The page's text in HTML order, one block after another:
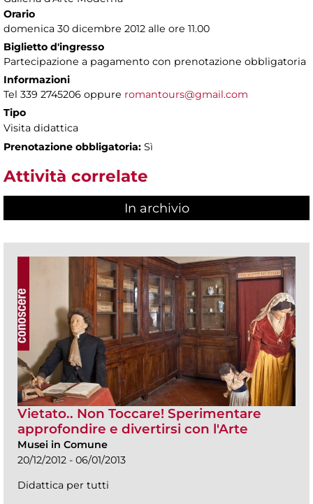
Orario
domenica 30 dicembre 2012 alle ore 11.00
Biglietto d'ingresso
Partecipazione a pagamento con prenotazione obbligatoria
Informazioni
Tel 339 2745206 oppure romantours@gmail.com
Tipo
Visita didattica
Prenotazione obbligatoria: Sì
Attività correlate
In archivio
Vietato.. Non Toccare! Sperimentare
approfondire e divertirsi con l'Arte
Musei in Comune
20/12/2012 - 06/01/2013
Didattica per tutti